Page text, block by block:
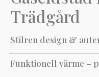
Trädgård
Stilren design &
Funktionell värme –